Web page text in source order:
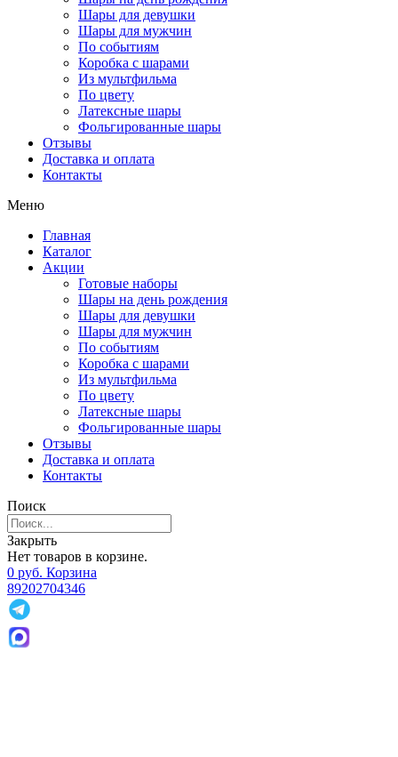
Шары для девушки
Шары для мужчин
По событиям
Коробка с шарами
Из мультфильма
По цвету
Латексные шары
Фольгированные шары
Отзывы
Доставка и оплата
Контакты
Меню
Главная
Каталог
Акции
Готовые наборы
Шары на день рождения
Шары для девушки
Шары для мужчин
По событиям
Коробка с шарами
Из мультфильма
По цвету
Латексные шары
Фольгированные шары
Отзывы
Доставка и оплата
Контакты
Поиск
Закрыть
Нет товаров в корзине.
0 руб. Корзина
89202704346